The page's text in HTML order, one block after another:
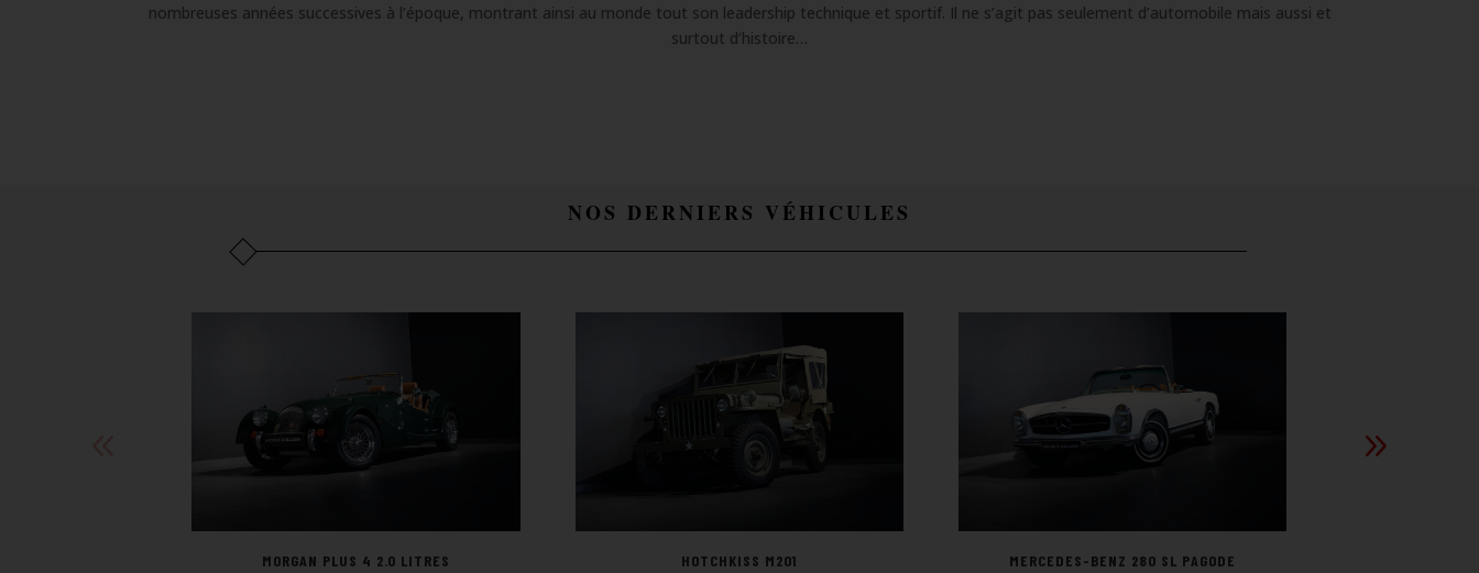
nombreuses années successives à l’époque, montrant ainsi au monde tout son leadership technique et sportif. Il ne s’agit pas seulement d’automobile mais aussi et
surtout d’histoire…
NOS DERNIERS VÉHICULES
MORGAN PLUS 4 2.0 LITRES HOTCHKISS M201 MERCEDES-BENZ 280 SL PAGODE